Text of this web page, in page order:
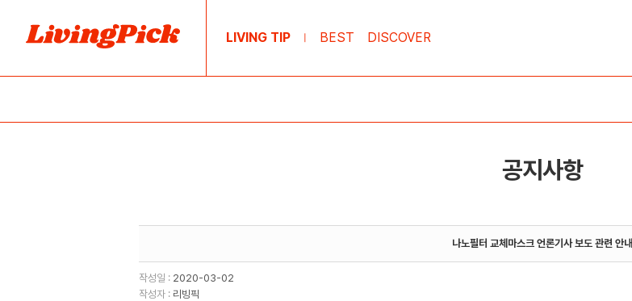
LIVING TIP | BEST DISCOVER
공지사항
나노필터 교체마스크 언론기사 보도 관련 안내
작성일 : 2020-03-02
작성자 : 리빙픽